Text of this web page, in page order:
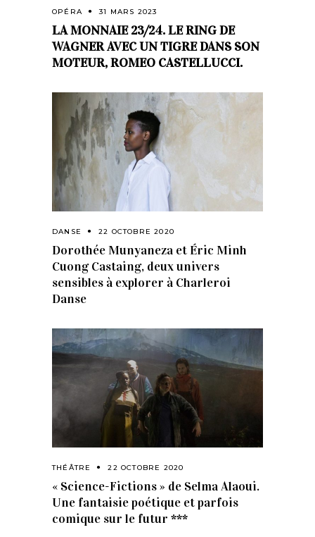
OPÉRA 31 MARS 2023
LA MONNAIE 23/24. LE RING DE
WAGNER AVEC UN TIGRE DANS SON
MOTEUR, ROMEO CASTELLUCCI.
DANSE 22 OCTOBRE 2020
Dorothée Munyaneza et Éric Minh
Cuong Castaing, deux univers
sensibles à explorer à Charleroi
Danse
THÉÂTRE 22 OCTOBRE 2020
« Science-Fictions » de Selma Alaoui.
Une fantaisie poétique et parfois
comique sur le futur ***